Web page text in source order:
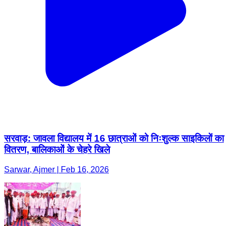
सरवाड़: जावला विद्यालय में 16 छात्राओं को निःशुल्क साइकिलों का
वितरण, बालिकाओं के चेहरे खिले
Sarwar, Ajmer | Feb 16, 2026